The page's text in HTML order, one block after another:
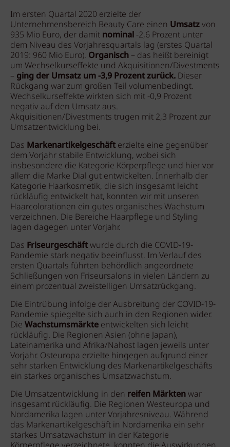
Im ersten Quartal 2020 erzielte der
Unternehmensbereich Beauty Care einen Umsatzvon
935 Mio Euro, der damit nominal -2,6 Prozent unter
dem Niveau des Vorjahresquartals lag (erstes Quartal
2019: 960 Mio Euro). Organisch – das heißt bereinigt
um Wechselkurseffekte und Akquisitionen/Divestments
– ging der Umsatz um -3,9 Prozent zurück. Dieser
Rückgang war zum großen Teil volumenbedingt.
Wechselkurseffekte wirkten sich mit -0,9 Prozent
negativ auf den Umsatz aus.
Akquisitionen/Divestments trugen mit 2,3 Prozent zur
Umsatzentwicklung bei.
Das Markenartikelgeschäfterzielte eine gegenüber
dem Vorjahr stabile Entwicklung, wobei sich
insbesondere die Kategorie Körperpflege und hier vor
allem die Marke Dial gut entwickelten. Innerhalb der
Kategorie Haarkosmetik, die sich insgesamt leicht
rückläufig entwickelt hat, konnten wir mit unseren
Haarcolorationen ein gutes organisches Wachstum
verzeichnen. Die Bereiche Haarpflege und Styling
lagen dagegen unter Vorjahr.
Das Friseurgeschäftwurde durch die COVID-19-
Pandemie stark negativ beeinflusst. Im Verlauf des
ersten Quartals führten behördlich angeordnete
Schließungen von Friseursalons in vielen Ländern zu
einem prozentual zweistelligen Umsatzrückgang.
Die Eintrübung infolge der Ausbreitung der COVID-19-
Pandemie spiegelte sich auch in den Regionen wider.
Die Wachstumsmärkte entwickelten sich leicht
rückläufig. Die Regionen Asien (ohne Japan),
Lateinamerika und Afrika/Nahost lagen jeweils unter
Vorjahr. Osteuropa erzielte hingegen aufgrund einer
sehr starken Entwicklung des Markenartikelgeschäfts
ein starkes organisches Umsatzwachstum.
Die Umsatzentwicklung in den reifen Märktenwar
insgesamt rückläufig. Die Regionen Westeuropa und
Nordamerika lagen unter Vorjahresniveau. Während
das Markenartikelgeschäft in Nordamerika ein sehr
starkes Umsatzwachstum in der Kategorie